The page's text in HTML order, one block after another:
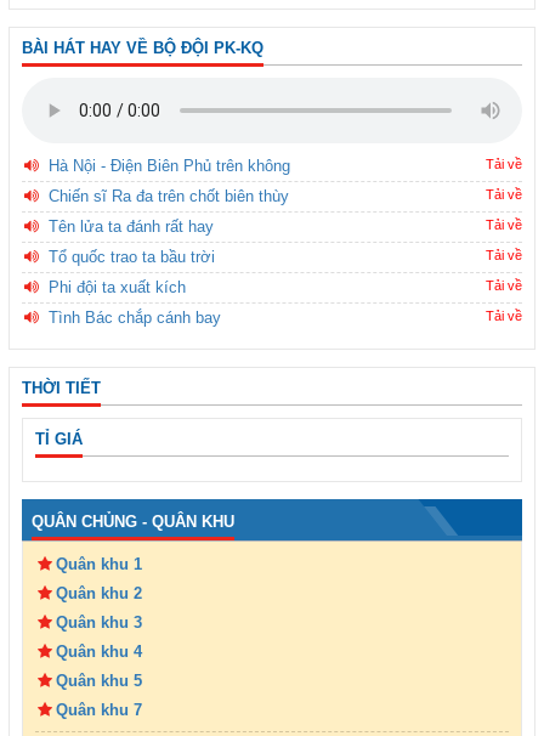
BÀI HÁT HAY VỀ BỘ ĐỘI PK-KQ
Hà Nội - Điện Biên Phủ trên không Tải về
Chiến sĩ Ra đa trên chốt biên thùy Tải về
Tên lửa ta đánh rất hay Tải về
Tổ quốc trao ta bầu trời Tải về
Phi đội ta xuất kích Tải về
Tình Bác chắp cánh bay Tải về
THỜI TIẾT
TỈ GIÁ
QUÂN CHỦNG - QUÂN KHU
Quân khu 1
Quân khu 2
Quân khu 3
Quân khu 4
Quân khu 5
Quân khu 7